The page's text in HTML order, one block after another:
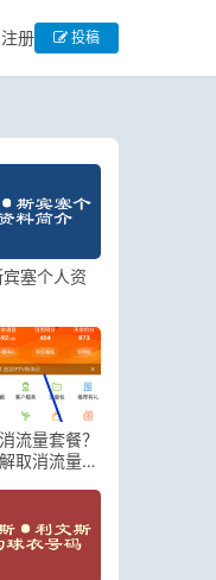
注册 投稿
宾塞个人资
流量套餐？
取消流量套